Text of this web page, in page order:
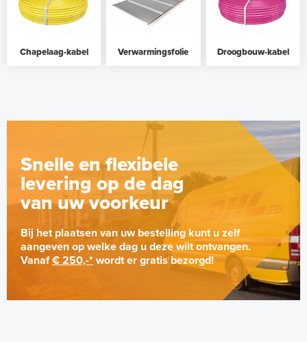
Chapelaag-kabel Verwarmingsfolie Droogbouw-kabel
Snelle en flexibele
levering op de dag
van uw voorkeur
Bij het plaatsen van uw bestelling kunt u zelf
aangeven op welke dag u deze wilt ontvangen.
Vanaf€ 250,-* wordt er gratis bezorgd!